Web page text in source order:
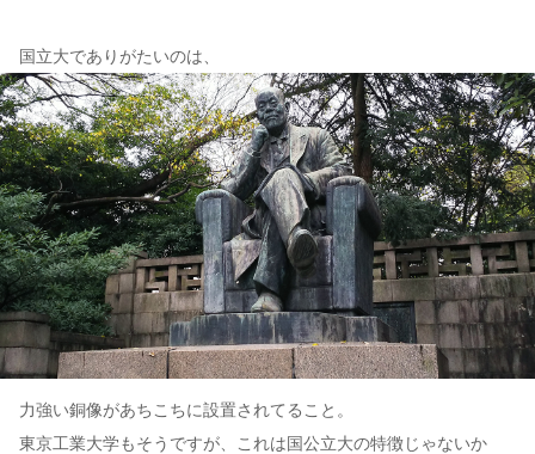
国立大でありがたいのは、
力強い銅像があちこちに設置されてること。
東京工業大学もそうですが、これは国公立大の特徴じゃないか